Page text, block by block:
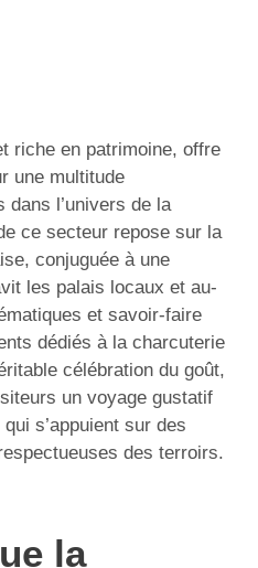
riche en patrimoine, offre
une multitude
dans l’univers de la
ce secteur repose sur la
conjuguée à une
les palais locaux et au-
et savoir-faire
dédiés à la charcuterie
célébration du goût,
un voyage gustatif
s’appuient sur des
des terroirs.
la